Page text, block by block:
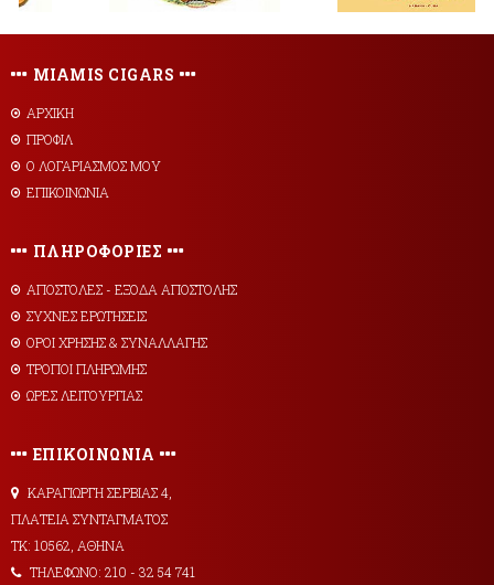
MIAMIS CIGARS
ΑΡΧΙΚΗ
ΠΡΟΦΙΛ
Ο ΛΟΓΑΡΙΑΣΜΟΣ ΜΟΥ
ΕΠΙΚΟΙΝΩΝΙΑ
ΠΛΗΡΟΦΟΡΙΕΣ
AΠΟΣΤΟΛΕΣ - ΕΞΟΔΑ ΑΠΟΣΤΟΛΗΣ
ΣΥΧΝΕΣ ΕΡΩΤΗΣΕΙΣ
ΟΡΟΙ ΧΡΗΣΗΣ & ΣΥΝΑΛΛΑΓΗΣ
ΤΡΟΠΟΙ ΠΛΗΡΩΜΗΣ
ΩΡΕΣ ΛΕΙΤΟΥΡΓΙΑΣ
ΕΠΙΚΟΙΝΩΝΙΑ
ΚΑΡΑΓΙΩΡΓΗ ΣΕΡΒΙΑΣ 4,
ΠΛΑΤΕΙΑ ΣΥΝΤΑΓΜΑΤΟΣ
ΤΚ: 10562, ΑΘΗΝΑ
ΤΗΛΕΦΩΝΟ: 210 - 32 54 741